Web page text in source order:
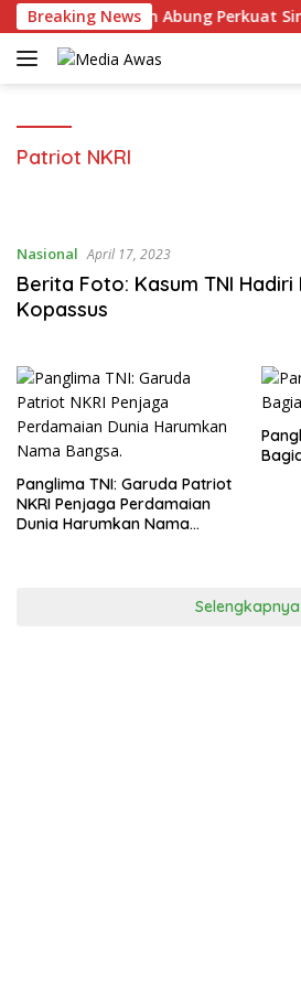
Langsung
ke
konten
Breaking News
Adat Akuan Abung Perkuat
Patriot NKRI
Nasional April 17, 2023
Berita Foto: Kasum TNI Hadiri
Kopassus
Panglima TNI: Garuda Patriot
NKRI Penjaga Perdamaian
Dunia Harumkan Nama
Selengkapnya